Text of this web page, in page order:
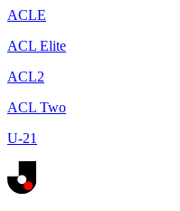
ACLE
ACL Elite
ACL2
ACL Two
U-21